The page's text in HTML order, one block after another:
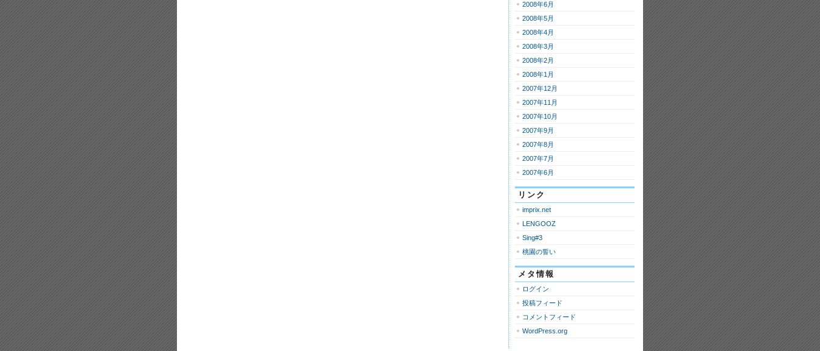
2008年6月
2008年5月
2008年4月
2008年3月
2008年2月
2008年1月
2007年12月
2007年11月
2007年10月
2007年9月
2007年8月
2007年7月
2007年6月
リンク
imprix.net
LENGOOZ
Sing#3
桃園の誓い
メタ情報
ログイン
投稿フィード
コメントフィード
WordPress.org